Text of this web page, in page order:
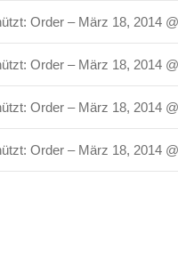
Order – März 18, 2014
Order – März 18, 2014
Order – März 18, 2014
Order – März 18, 2014